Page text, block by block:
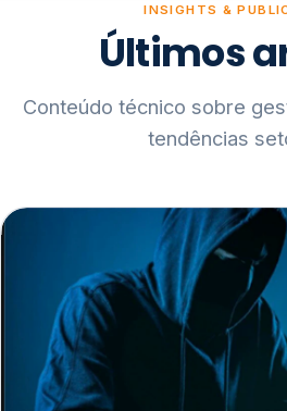
INSIGHTS &
Últimos
Conteúdo técnico sobre
tendências